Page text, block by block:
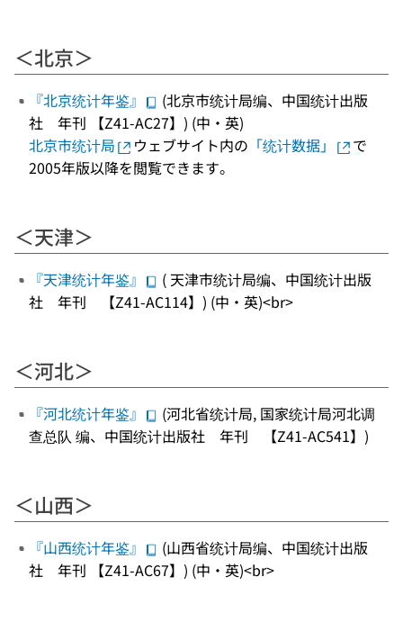
＜北京＞
『北京统计年鉴』
(北京市统计局编、中国统计出版
社 年刊 【Z41-AC27】) (中・英)
北京市统计局
ウェブサイト内の 「统计数据」
で
2005年版以降を閲覧できます。
＜天津＞
『天津统计年鉴』
( 天津市统计局编、中国统计出版
社 年刊 【Z41-AC114】) (中・英)<br>
＜河北＞
『河北统计年鉴』
(河北省统计局, 国家统计局河北调
查总队 编、中国统计出版社 年刊 【Z41-AC541】)
＜山西＞
『山西统计年鉴』
(山西省统计局编、中国统计出版
社 年刊 【Z41-AC67】) (中・英)<br>